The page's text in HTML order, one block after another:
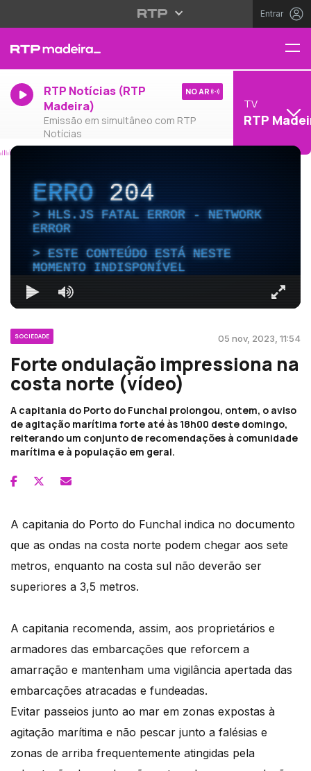
Entrar
RTP Notícias (RTP
Madeira)
Emissão em simultâneo com RTP
Notícias
NO AR
TV
RTP
ERRO204
HLS.JS FATAL ERROR - NETWORK
ERROR
ESTE CONTEÚDO ESTÁ NESTE
MOMENTO INDISPONÍVEL
SOCIEDADE 05 nov, 2023, 11:54
Forte ondulação impressiona na
costa norte (vídeo)
A capitania do Porto do Funchal prolongou, ontem, o aviso
de agitação marítima forte até às 18h00 deste domingo,
reiterando um conjunto de recomendações à comunidade
marítima e à população em geral.
A capitania do Porto do Funchal indica no documento
que as ondas na costa norte podem chegar aos sete
metros, enquanto na costa sul não deverão ser
superiores a 3,5 metros.
A capitania recomenda, assim, aos proprietários e
armadores das embarcações que reforcem a
amarração e mantenham uma vigilância apertada das
embarcações atracadas e fundeadas.
Evitar passeios junto ao mar em zonas expostas à
agitação marítima e não pescar junto a falésias e
zonas de arriba frequentemente atingidas pela